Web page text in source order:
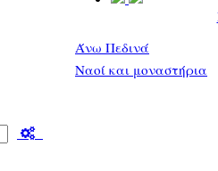
Άνω Πεδινά
Ναοί και μοναστήρια